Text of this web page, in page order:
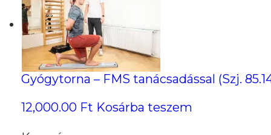
Gyógytorna – FMS tanácsadással (Szj.
12,000.00 Ft Kosárba teszem